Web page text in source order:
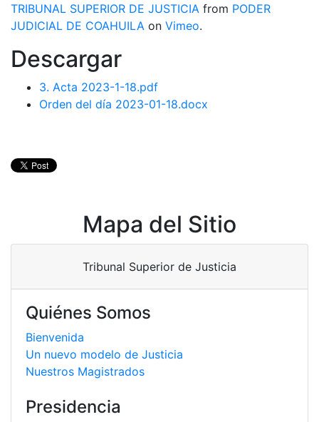
TRIBUNAL SUPERIOR DE JUSTICIA from PODER
JUDICIAL DE COAHUILA on Vimeo.
Descargar
3. Acta 2023-1-18.pdf
Orden del día 2023-01-18.docx
Mapa del Sitio
Tribunal Superior de Justicia
Quiénes Somos
Bienvenida
Un nuevo modelo de Justicia
Nuestros Magistrados
Presidencia